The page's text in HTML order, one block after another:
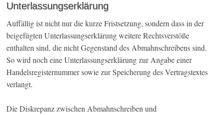
Unterlassungserklärung
Auffällig ist nicht nur die kurze Fristsetzung, sondern dass in der
beigefügten Unterlassungserklärung weitere Rechtsverstöße
enthalten sind, die nicht Gegenstand des Abmahnschreibens sind.
So wird noch eine Unterlassungserklärung zur Angabe einer
Handelsregisternummer sowie zur Speicherung des Vertragstextes
verlangt.
Die Diskrepanz zwischen Abmahnschreiben und